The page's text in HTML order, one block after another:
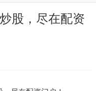
股，尽在配资